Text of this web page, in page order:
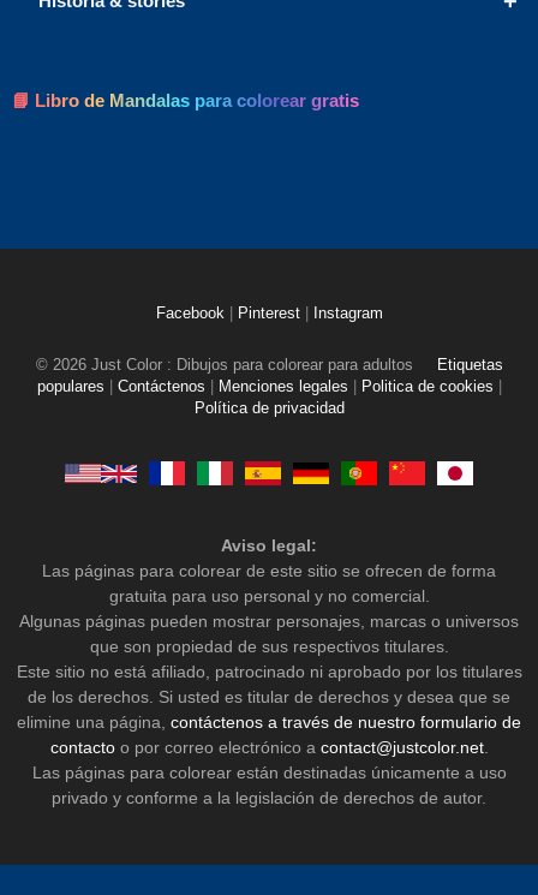
📘 Libro de Mandalas para colorear gratis
Facebook Pinterest Instagram
© 2026 Just Color : Dibujos para colorear para adultos
Etiquetas
populares
Contáctenos Menciones legales Politica de cookies
Política de privacidad
Aviso legal:
Las páginas para colorear de este sitio se ofrecen de forma
gratuita para uso personal y no comercial.
Algunas páginas pueden mostrar personajes, marcas o universos
que son propiedad de sus respectivos titulares.
Este sitio no está afiliado, patrocinado ni aprobado por los titulares
de los derechos. Si usted es titular de derechos y desea que se
elimine una página, contáctenos a través de nuestro formulario de
contactoo por correo electrónico a contact@justcolor.net.
Las páginas para colorear están destinadas únicamente a uso
privado y conforme a la legislación de derechos de autor.